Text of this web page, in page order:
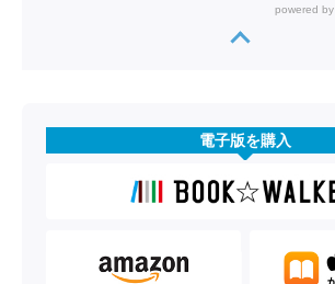
powered by
電子版を購入